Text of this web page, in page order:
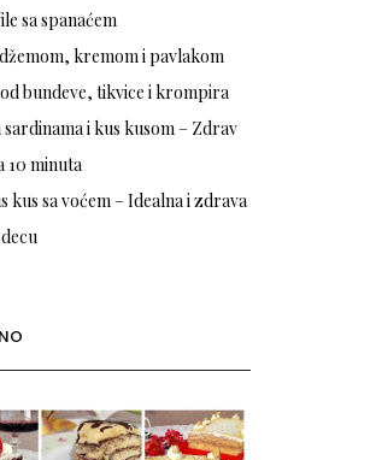
sa spanaćem
kremom i pavlakom
bundeve, tikvice i krompira
sardinama i kus kusom – Zdrav
10 minuta
kus sa voćem – Idealna i zdrava